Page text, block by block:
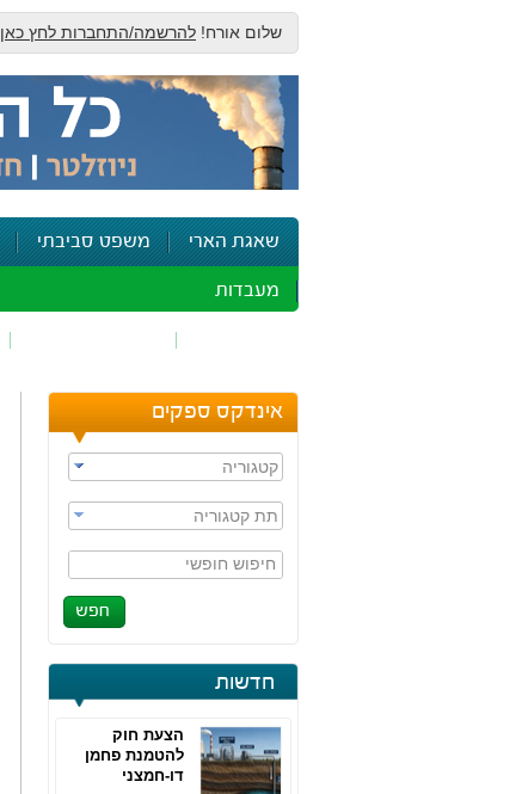
שלום אורח! להרשמה/התחברות לחץ כאן
שאגת הארי משפט סביבתי
מעבדות
אינדקס ספקים
קטגוריה
תת קטגוריה
חיפוש חופשי
חדשות
הצעת חוק
להטמנת פחמן
דו-חמצני